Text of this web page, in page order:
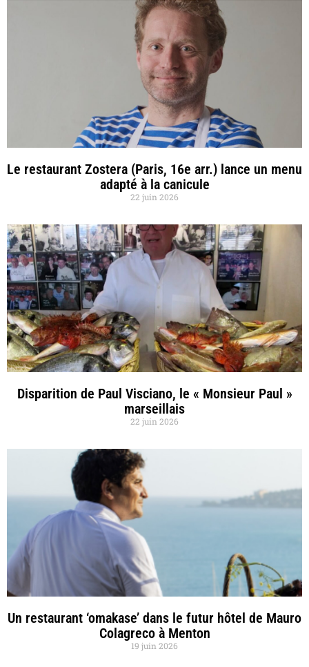
Le restaurant Zostera (Paris, 16e arr.) lance un menu
adapté à la canicule
22 juin 2026
Disparition de Paul Visciano, le « Monsieur Paul »
marseillais
22 juin 2026
Un restaurant ‘omakase’ dans le futur hôtel de Mauro
Colagreco à Menton
19 juin 2026